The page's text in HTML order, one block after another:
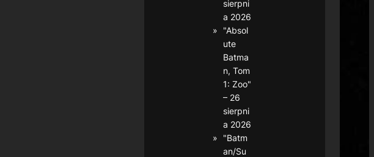
sierpni
a 2026
"Absol
ute
Batma
n, Tom
1: Zoo"
– 26
sierpni
a 2026
"Batm
an/Su